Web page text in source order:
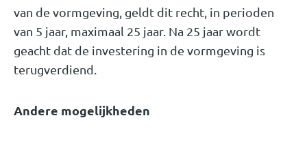
van de vormgeving, geldt dit recht, in perioden
van 5 jaar, maximaal 25 jaar. Na 25 jaar wordt
geacht dat de investering in de vormgeving is
terugverdiend.
Andere mogelijkheden